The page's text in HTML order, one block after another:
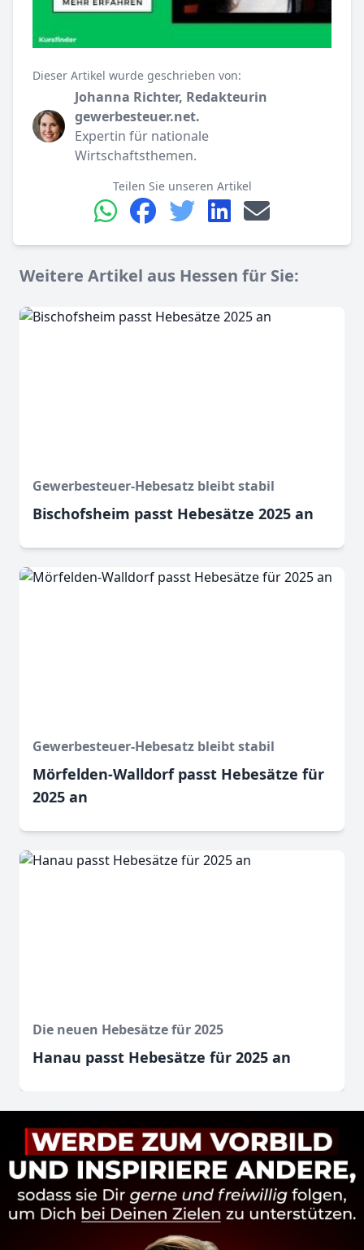
Dieser Artikel wurde geschrieben von:
Johanna Richter, Redakteurin
gewerbesteuer.net.
Expertin für nationale
Wirtschaftsthemen.
Teilen Sie unseren Artikel
Weitere Artikel aus Hessen für Sie:
Gewerbesteuer-Hebesatz bleibt stabil
Bischofsheim passt Hebesätze 2025 an
Gewerbesteuer-Hebesatz bleibt stabil
Mörfelden-Walldorf passt Hebesätze für
2025 an
Die neuen Hebesätze für 2025
Hanau passt Hebesätze für 2025 an